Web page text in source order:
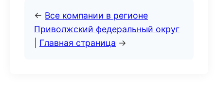
← Все компании в регионе
Приволжский федеральный округ
Главная страница →